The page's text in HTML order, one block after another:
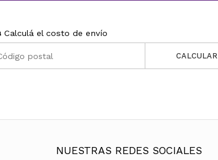
Calculá el costo de envío
CALCULAR
NUESTRAS REDES SOCIALES